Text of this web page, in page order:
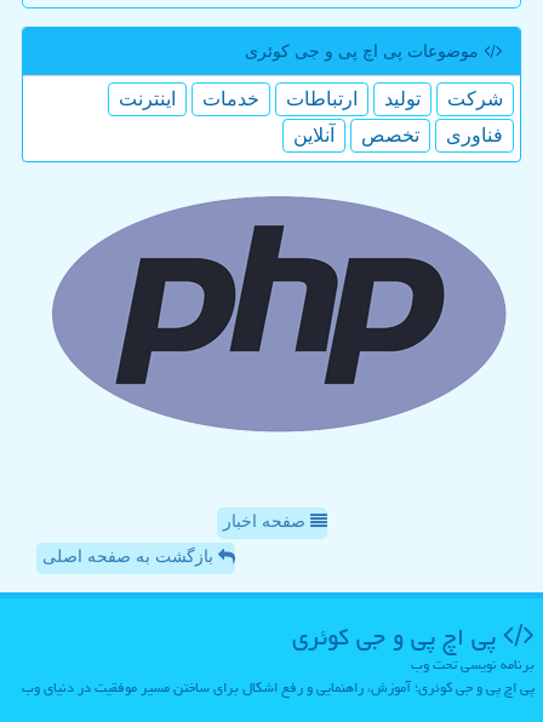
موضوعات پی اچ پی و جی كوئری
شركت تولید ارتباطات خدمات
اینترنت
فناوری
تخصص آنلاین
صفحه اخبار
بازگشت به صفحه اصلی
پی اچ پی و جی كوئری
برنامه نویسی تحت وب
پی اچ پی و جی کوئری؛ آموزش، راهنمایی و رفع اشکال برای ساختن مسیر موفقیت در دنیای وب